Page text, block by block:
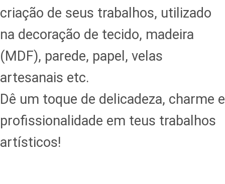
criação de seus trabalhos, utilizado
na decoração de tecido, madeira
(MDF), parede, papel, velas
artesanais etc.
Dê um toque de delicadeza, charme e
profissionalidade em teus trabalhos
artísticos!